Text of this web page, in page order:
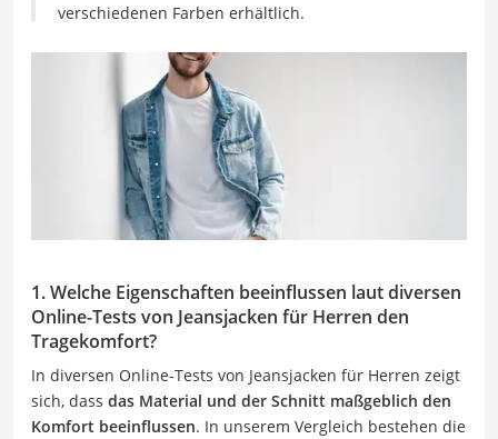
verschiedenen Farben erhältlich.
1. Welche Eigenschaften beeinflussen laut diversen
Online-Tests von Jeansjacken für Herren den
Tragekomfort?
In diversen Online-Tests von Jeansjacken für Herren zeigt
sich, dass das Material und der Schnitt maßgeblich den
Komfort beeinflussen. In unserem Vergleich bestehen die